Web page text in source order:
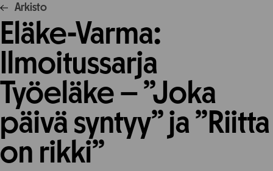
Arkisto
Eläke-Varma:
Ilmoitussarja
Työeläke – ”Joka
päivä syntyy” ja ”Riitta
on rikki”